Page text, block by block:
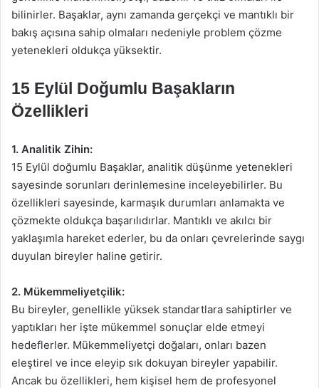
bilinirler. Başaklar, aynı zamanda gerçekçi ve mantıklı bir
bakış açısına sahip olmaları nedeniyle problem çözme
yetenekleri oldukça yüksektir.
15 Eylül Doğumlu Başakların
Özellikleri
1. Analitik Zihin:
15 Eylül doğumlu Başaklar, analitik düşünme yetenekleri
sayesinde sorunları derinlemesine inceleyebilirler. Bu
özellikleri sayesinde, karmaşık durumları anlamakta ve
çözmekte oldukça başarılıdırlar. Mantıklı ve akılcı bir
yaklaşımla hareket ederler, bu da onları çevrelerinde saygı
duyulan bireyler haline getirir.
2. Mükemmeliyetçilik:
Bu bireyler, genellikle yüksek standartlara sahiptirler ve
yaptıkları her işte mükemmel sonuçlar elde etmeyi
hedeflerler. Mükemmeliyetçi doğaları, onları bazen
eleştirel ve ince eleyip sık dokuyan bireyler yapabilir.
Ancak bu özellikleri, hem kişisel hem de profesyonel